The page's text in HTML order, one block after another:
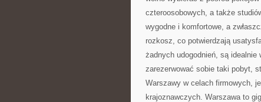
czteroosobowych, a także
wygodne i komfortowe, a
rozkosz, co potwierdzają
żadnych udogodnień, są
zarezerwować sobie taki pobyt,
Warszawy w celach firmowych,
krajoznawczych. Warszawa to